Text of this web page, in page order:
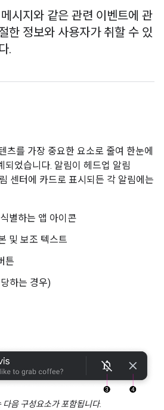
시지와 같은 관련 이벤트에 관
한 정보와 사용자가 취할 수 있
.
츠를 가장 중요한 요소로 줄여 한눈에
되었습니다. 알림이 헤드업 알림
센터에 카드로 표시되든 각 알림에는
별하는 앱 아이콘
및 보조 텍스트
튼
하는 경우)
다음 구성요소가 포함됩니다.